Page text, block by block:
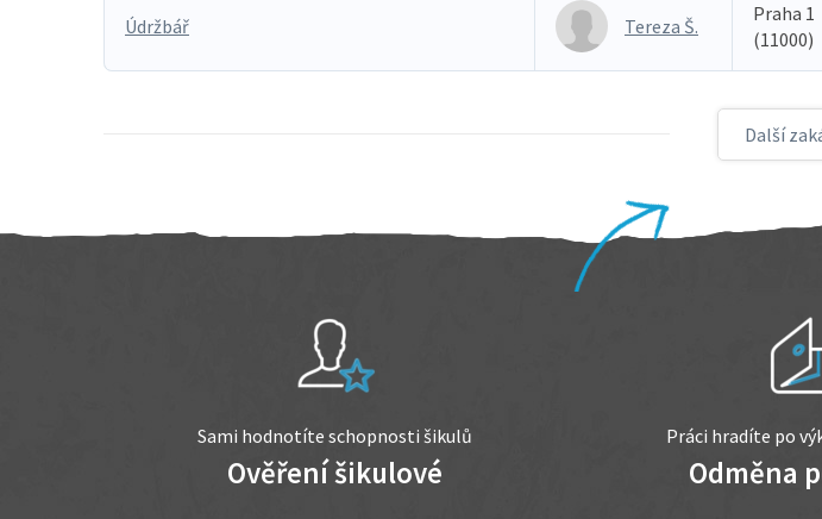
Údržbář Tereza Š.
Praha 1
(11000)
Další
Sami hodnotíte schopnosti šikulů
Ověření šikulové
Práci hradíte po
Odměna